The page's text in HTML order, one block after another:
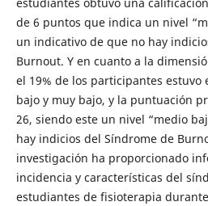
de 6 puntos que indica un nivel
un indicativo de que no hay
Burnout. Y en cuanto a la
el 19% de los participantes estuvo
bajo y muy bajo, y la puntuación
26, siendo este un nivel “medio
hay indicios del Síndrome de
investigación ha proporcionado
incidencia y características del
estudiantes de fisioterapia